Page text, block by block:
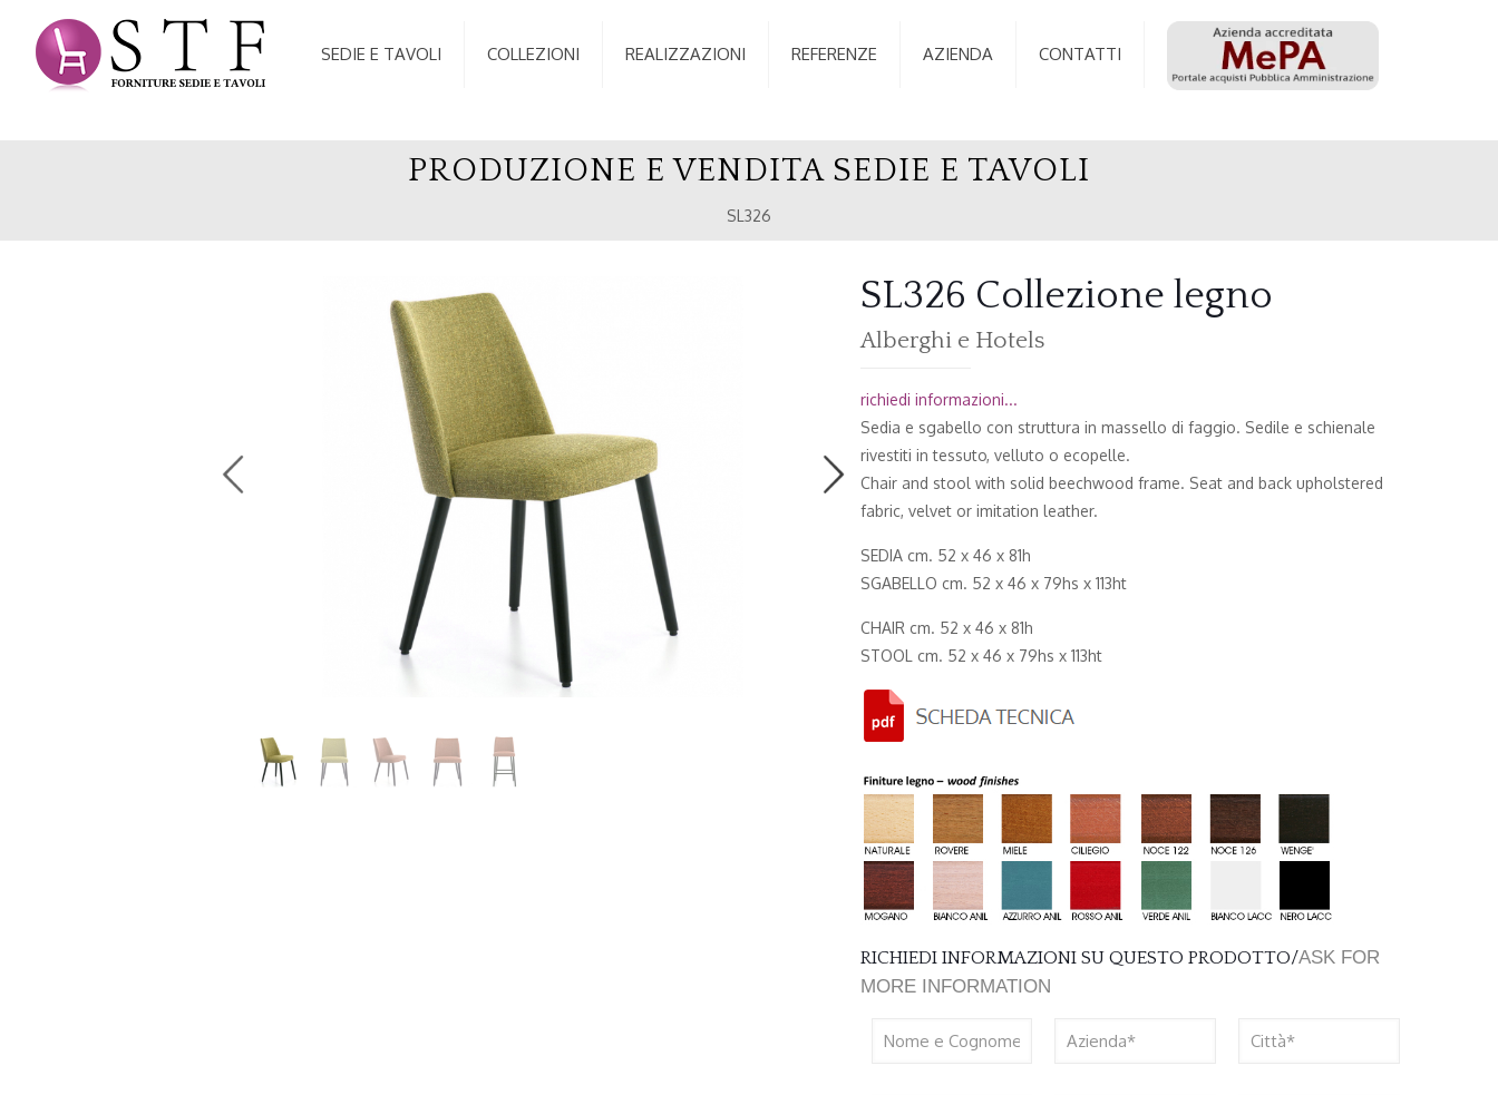
SEDIE E TAVOLI COLLEZIONI REALIZZAZIONI REFERENZE AZIENDA CONTATTI
PRODUZIONE E VENDITA SEDIE E TAVOLI
SL326
SL326 Collezione legno
Alberghi e Hotels
richiedi informazioni...
Sedia e sgabello con struttura in massello di faggio. Sedile e schienale
rivestiti in tessuto, velluto o ecopelle.
Chair and stool with solid beechwood frame. Seat and back upholstered
fabric, velvet or imitation leather.
SEDIA cm. 52 x 46 x 81h
SGABELLO cm. 52 x 46 x 79hs x 113ht
CHAIR cm. 52 x 46 x 81h
STOOL cm. 52 x 46 x 79hs x 113ht
RICHIEDI INFORMAZIONI SU QUESTO PRODOTTO/ASK FOR
MORE INFORMATION